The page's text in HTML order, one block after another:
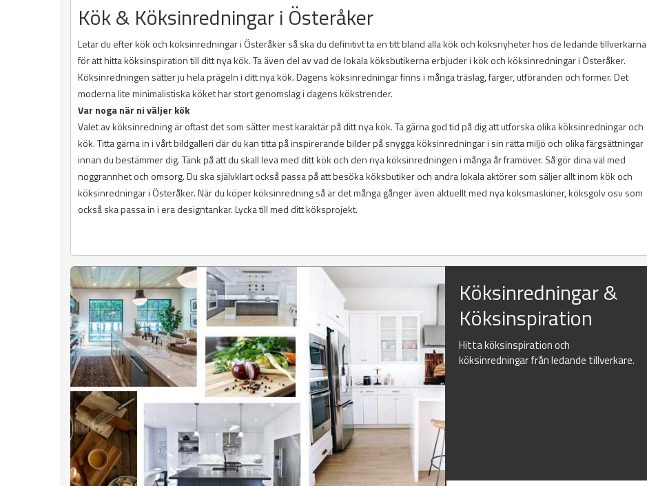
Kök & Köksinredningar i Österåker
Letar du efter kök och köksinredningar i Österåker så ska du definitivt ta en titt bland alla kök och köksnyheter hos de ledande tillverkarna
för att hitta köksinspiration till ditt nya kök. Ta även del av vad de lokala köksbutikerna erbjuder i kök och köksinredningar i Österåker.
Köksinredningen sätter ju hela prägeln i ditt nya kök. Dagens köksinredningar finns i många träslag, färger, utföranden och former. Det
moderna lite minimalistiska köket har stort genomslag i dagens kökstrender.
Var noga när ni väljer kök
Valet av köksinredning är oftast det som sätter mest karaktär på ditt nya kök. Ta gärna god tid på dig att utforska olika köksinredningar och
kök. Titta gärna in i vårt bildgalleri där du kan titta på inspirerande bilder på snygga köksinredningar i sin rätta miljö och olika färgsättningar
innan du bestämmer dig. Tänk på att du skall leva med ditt kök och den nya köksinredningen i många år framöver. Så gör dina val med
noggrannhet och omsorg. Du ska självklart också passa på att besöka köksbutiker och andra lokala aktörer som säljer allt inom kök och
köksinredningar i Österåker. När du köper köksinredning så är det många gånger även aktuellt med nya köksmaskiner, köksgolv osv som
också ska passa in i era designtankar. Lycka till med ditt köksprojekt.
Köksinredningar &
Köksinspiration
Hitta köksinspiration och
köksinredningar från ledande tillverkare.